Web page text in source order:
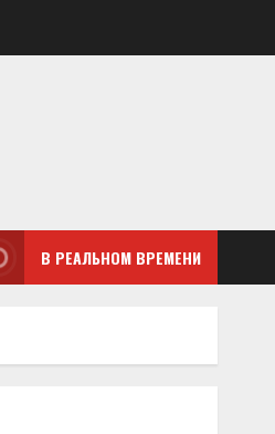
В РЕАЛЬНОМ ВРЕМЕНИ